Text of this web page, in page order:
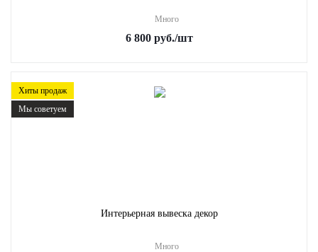
Много
6 800 руб./шт
Хиты продаж
Мы советуем
Интерьерная вывеска декор
Много